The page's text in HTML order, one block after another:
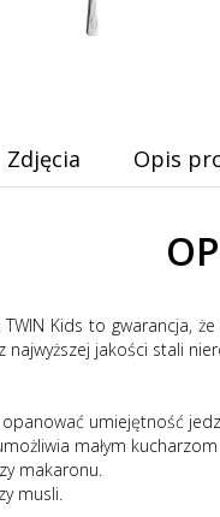
Zdjęcia Opis
Kids to gwarancja,
jakości stali
umiejętność
małym
makaronu.
musli.